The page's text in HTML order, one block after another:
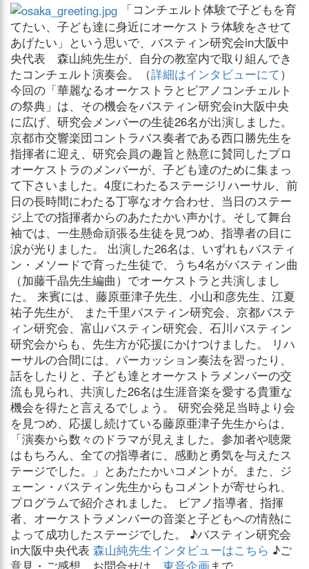
「コンチェルト体験で子どもを育
てたい、子ども達に身近にオーケストラ体験をさせて
あげたい」という思いで、バスティン研究会in大阪中
央代表 森山純先生が、自分の教室内で取り組んでき
たコンチェルト演奏会。（詳細はインタビューにて）
今回の「華麗なるオーケストラとピアノコンチェルト
の祭典」は、その機会をバスティン研究会in大阪中央
に広げ、研究会メンバーの生徒26名が出演しました。
京都市交響楽団コントラバス奏者である西口勝先生を
指揮者に迎え、研究会員の趣旨と熱意に賛同したプロ
オーケストラのメンバーが、子ども達のために集まっ
て下さいました。4度にわたるステージリハーサル、前
日の長時間にわたる丁寧なオケ合わせ、当日のステー
ジ上での指揮者からのあたたかい声かけ。そして舞台
袖では、一生懸命頑張る生徒を見つめ、指導者の目に
涙が光りました。 出演した26名は、いずれもバスティ
ン・メソードで育った生徒で、うち4名がバスティン曲
（加藤千晶先生編曲）でオーケストラと共演しまし
た。 来賓には、藤原亜津子先生、小山和彦先生、江夏
祐子先生が、 また千里バスティン研究会、京都バステ
ィン研究会、富山バスティン研究会、石川バスティン
研究会からも、先生方が応援にかけつけました。 リハ
ーサルの合間には、パーカッション奏法を習ったり、
話をしたりと、子ども達とオーケストラメンバーの交
流も見られ、共演した26名は生涯音楽を愛する貴重な
機会を得たと言えるでしょう。 研究会発足当時より会
を見つめ、応援し続けている藤原亜津子先生からは、
「演奏から数々のドラマが見えました。参加者や聴衆
はもちろん、全ての指導者に、感動と勇気を与えたス
テージでした。」とあたたかいコメントが。また、ジ
ェーン・バスティン先生からもコメントが寄せられ、
プログラムで紹介されました。 ピアノ指導者、指揮
者、オーケストラメンバーの音楽と子どもへの情熱に
よって成功したステージでした。 ♪バスティン研究会
in大阪中央代表 森山純先生インタビューはこちら ♪ご